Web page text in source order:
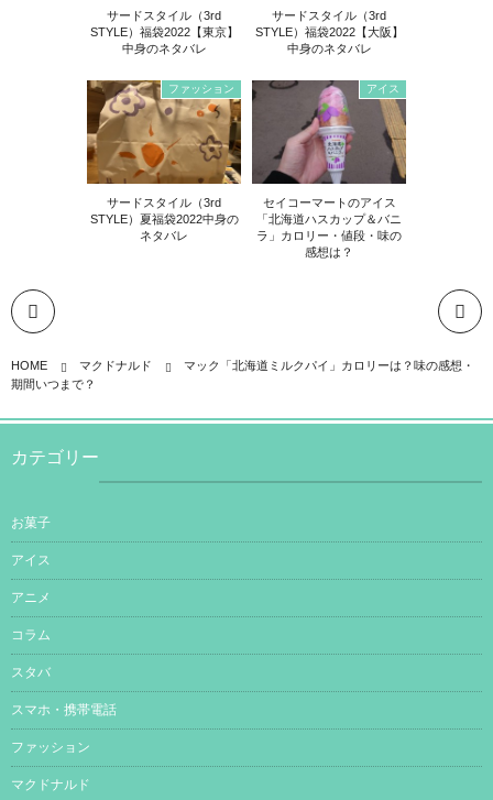
サードスタイル（3rd
STYLE）福袋2022【東京】
中身のネタバレ
サードスタイル（3rd
STYLE）福袋2022【大阪】
中身のネタバレ
ファッション
サードスタイル（3rd
STYLE）夏福袋2022中身の
ネタバレ
アイス
セイコーマートのアイス
「北海道ハスカップ＆バニ
ラ」カロリー・値段・味の
感想は？
HOME マクドナルド
マック「北海道ミルクパイ」カロリーは？味の感想・
期間いつまで？
カテゴリー
お菓子
アイス
アニメ
コラム
スタバ
スマホ・携帯電話
ファッション
マクドナルド